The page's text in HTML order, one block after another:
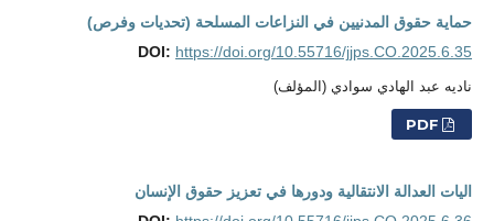
حماية حقوق المدنيين في النزاعات المسلحة (تحديات وفرص)
DOI: https://doi.org/10.55716/jjps.CO.2025.6.35
ناديه عبد الهادي سوادي (المؤلف)
PDF
اليات العدالة الانتقالية ودورها في تعزيز حقوق الإنسان